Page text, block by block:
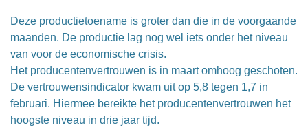
Deze productietoename is groter dan die in de voorgaande
maanden. De productie lag nog wel iets onder het niveau
van voor de economische crisis.
Het producentenvertrouwen is in maart omhoog geschoten.
De vertrouwensindicator kwam uit op 5,8 tegen 1,7 in
februari. Hiermee bereikte het producentenvertrouwen het
hoogste niveau in drie jaar tijd.